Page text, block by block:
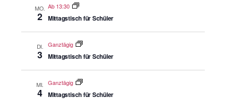
MO.
2
Ab 13:30
Mittagstisch für Schüler
DI.
3
Ganztägig
Mittagstisch für Schüler
MI.
4
Ganztägig
Mittagstisch für Schüler